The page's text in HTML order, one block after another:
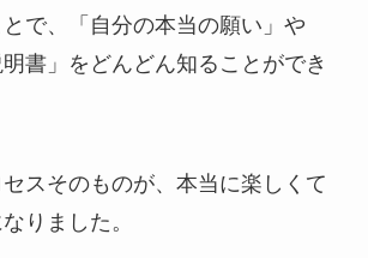
で、「自分の本当の願い」や
明書」をどんどん知ることができ
スそのものが、本当に楽しくて
りました。